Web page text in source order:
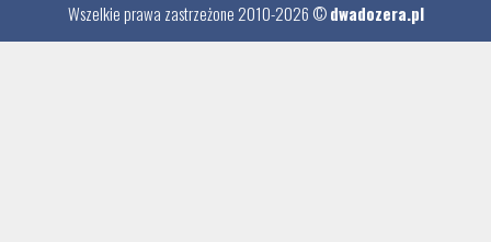
Wszelkie prawa zastrzeżone 2010-2026 ©dwadozera.pl